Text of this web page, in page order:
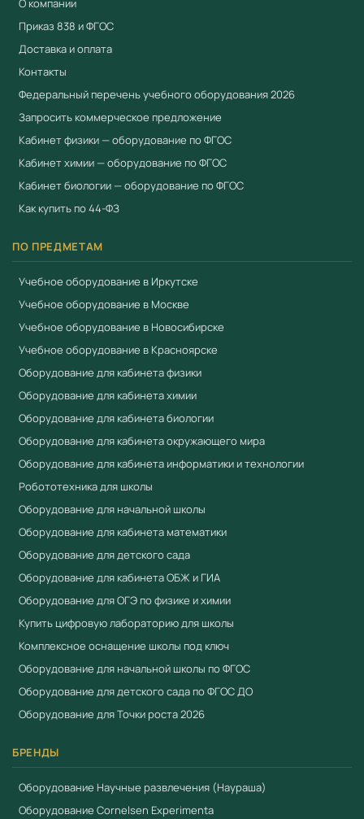
О компании
Приказ 838 и ФГОС
Доставка и оплата
Контакты
Федеральный перечень учебного оборудования 2026
Запросить коммерческое предложение
Кабинет физики — оборудование по ФГОС
Кабинет химии — оборудование по ФГОС
Кабинет биологии — оборудование по ФГОС
Как купить по 44-ФЗ
ПО ПРЕДМЕТАМ
Учебное оборудование в Иркутске
Учебное оборудование в Москве
Учебное оборудование в Новосибирске
Учебное оборудование в Красноярске
Оборудование для кабинета физики
Оборудование для кабинета химии
Оборудование для кабинета биологии
Оборудование для кабинета окружающего мира
Оборудование для кабинета информатики и технологии
Робототехника для школы
Оборудование для начальной школы
Оборудование для кабинета математики
Оборудование для детского сада
Оборудование для кабинета ОБЖ и ГИА
Оборудование для ОГЭ по физике и химии
Купить цифровую лабораторию для школы
Комплексное оснащение школы под ключ
Оборудование для начальной школы по ФГОС
Оборудование для детского сада по ФГОС ДО
Оборудование для Точки роста 2026
БРЕНДЫ
Оборудование Научные развлечения (Наураша)
Оборудование Cornelsen Experimenta